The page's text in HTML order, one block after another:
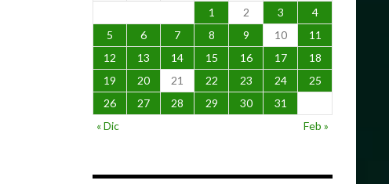
1
2 3
4
5
6 7 8 9 10
11
12
13 14 15 16 17
18
19
20 21 22 23 24
25
26
27 28 29 30
31
« Dic
Feb »